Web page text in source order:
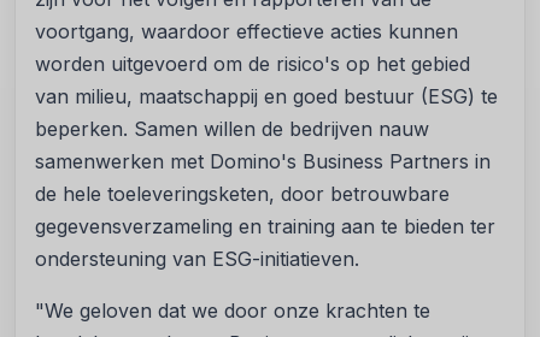
voortgang, waardoor effectieve acties kunnen
worden uitgevoerd om de risico's op het gebied
van milieu, maatschappij en goed bestuur (ESG) te
beperken. Samen willen de bedrijven nauw
samenwerken met Domino's Business Partners in
de hele toeleveringsketen, door betrouwbare
gegevensverzameling en training aan te bieden ter
ondersteuning van ESG-initiatieven.
"We geloven dat we door onze krachten te